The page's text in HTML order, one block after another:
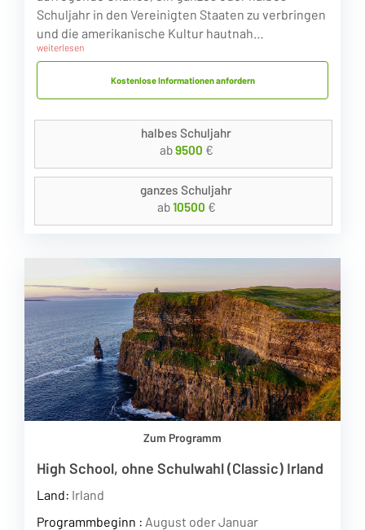
Schuljahr in den Vereinigten Staaten zu verbringen
und die amerikanische Kultur hautnah…
weiterlesen
Kostenlose Informationen anfordern
halbes Schuljahr
ab9500 €
ganzes Schuljahr
ab10500 €
Zum Programm
High School, ohne Schulwahl (Classic) Irland
Land: Irland
Programmbeginn : August oder Januar